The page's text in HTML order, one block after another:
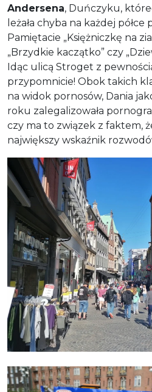
Andersena, Duńczyku,
leżała chyba na każdej
Pamiętacie „Księżniczkę na
„Brzydkie kaczątko” czy
Idąc ulicą Stroget z
przypomnicie! Obok takich
na widok pornosów, Dania
roku zalegalizowała
czy ma to związek z faktem,
największy wskaźnik